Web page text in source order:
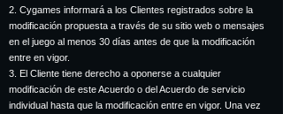
2. Cygames informará a los Clientes registrados sobre la
modificación propuesta a través de su sitio web o mensajes
en el juego al menos 30 días antes de que la modificación
entre en vigor.
3. El Cliente tiene derecho a oponerse a cualquier
modificación de este Acuerdo o del Acuerdo de servicio
individual hasta que la modificación entre en vigor. Una vez